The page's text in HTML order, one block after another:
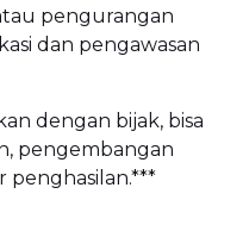
pengurangan
dan pengawasan
dengan bijak, bisa
pengembangan
penghasilan.***